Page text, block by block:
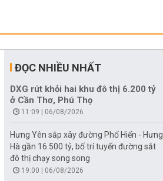
ĐỌC NHIỀU NHẤT
DXG rút khỏi hai khu đô thị 6.200 tỷ
ở Cần Thơ, Phú Thọ
11:09 | 06/08/2026
Hưng Yên sắp xây đường Phố Hiến - Hưng
Hà gần 16.500 tỷ, bố trí tuyến đường sắt
đô thị chạy song song
19:00 | 06/08/2026